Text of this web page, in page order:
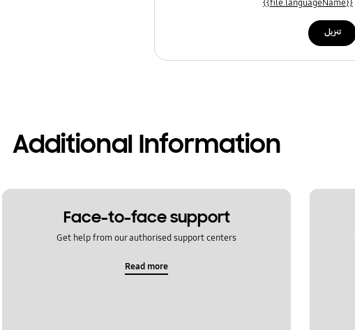
{{file.languageName}}
تنزيل
Additional Information
Face-to-face support
Get help from our authorised support centers
Read more